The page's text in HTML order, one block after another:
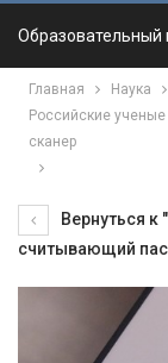
Образовательный
Главная
Наука
Российские
сканер
Вернуться к
считывающий